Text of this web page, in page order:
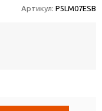
Артикул: P5LM07ESB